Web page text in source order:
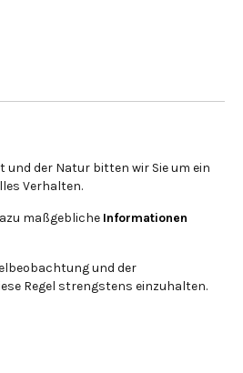
und der Natur bitten wir Sie um ein
Verhalten.
maßgebliche Informationen
und der
Regel strengstens einzuhalten.